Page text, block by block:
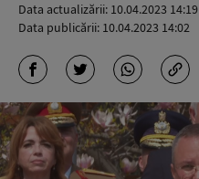
Data actualizării: 10.04.2023 14:19
Data publicării: 10.04.2023 14:02